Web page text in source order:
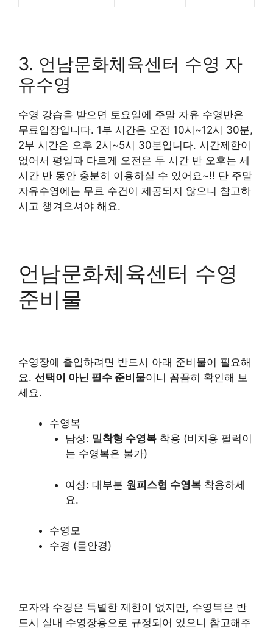
3. 언남문화체육센터 수영 자
유수영
수영 강습을 받으면 토요일에 주말 자유 수영반은
무료입장입니다. 1부 시간은 오전 10시~12시 30분,
2부 시간은 오후 2시~5시 30분입니다. 시간제한이
없어서 평일과 다르게 오전은 두 시간 반 오후는 세
시간 반 동안 충분히 이용하실 수 있어요~!! 단 주말
자유수영에는 무료 수건이 제공되지 않으니 참고하
시고 챙겨오셔야 해요.
언남문화체육센터 수영
준비물
수영장에 출입하려면 반드시 아래 준비물이 필요해
요. 선택이 아닌 필수 준비물이니 꼼꼼히 확인해 보
세요.
수영복
남성: 밀착형 수영복착용 (비치용 펄럭이
는 수영복은 불가)
여성: 대부분 원피스형 수영복착용하세
요.
수영모
수경 (물안경)
모자와 수경은 특별한 제한이 없지만, 수영복은 반
드시 실내 수영장용으로 규정되어 있으니 참고해주